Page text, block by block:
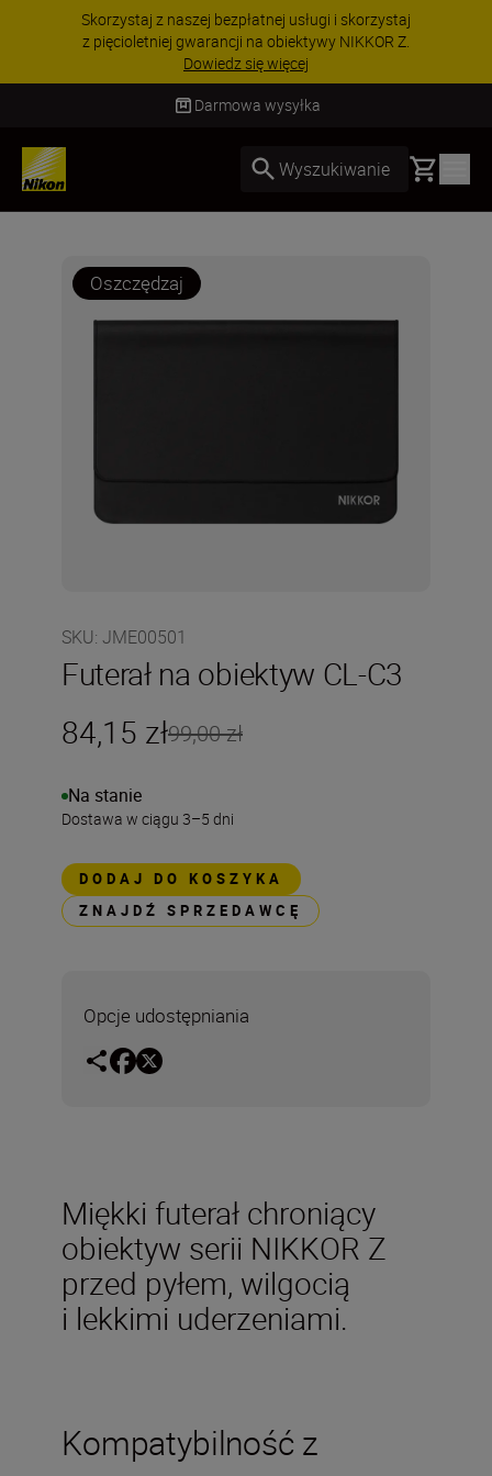
Skorzystaj z naszej bezpłatnej usługi i skorzystaj
z pięcioletniej gwarancji na obiektywy NIKKOR Z.
Dowiedz się więcej
Darmowa wysyłka
Wyszukiwanie Basket
Oszczędzaj
SKU: JME00501
Futerał na obiektyw CL-C3
84,15 zł99,00 zł
Na stanie
Dostawa w ciągu 3–5 dni
DODAJ DO KOSZYKA
ZNAJDŹ SPRZEDAWCĘ
Opcje udostępniania
Miękki futerał chroniący
obiektyw serii NIKKOR Z
przed pyłem, wilgocią
i lekkimi uderzeniami.
Kompatybilność z